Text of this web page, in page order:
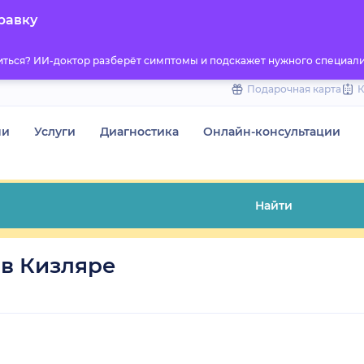
ИИ-доктор разберёт симптомы и подскажет нужного
Подарочная карта
Услуги Диагностика Онлайн-консультации
Найти
Кизляре